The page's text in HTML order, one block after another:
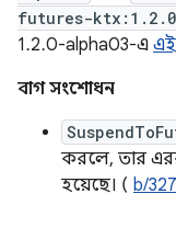
futures-
1.2.0-alpha03-এ
বাগ সংশোধন
করলে, তার
হয়েছে। ( b/